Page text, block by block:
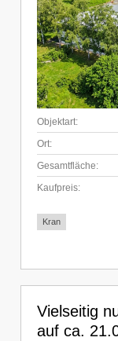
Objektart:
Ort:
Gesamtfläche:
Kaufpreis:
Kran
Vielseitig
auf ca.